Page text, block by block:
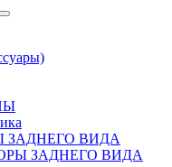
ЗАДНЕГО ВИДА
ЗАДНЕГО ВИДА